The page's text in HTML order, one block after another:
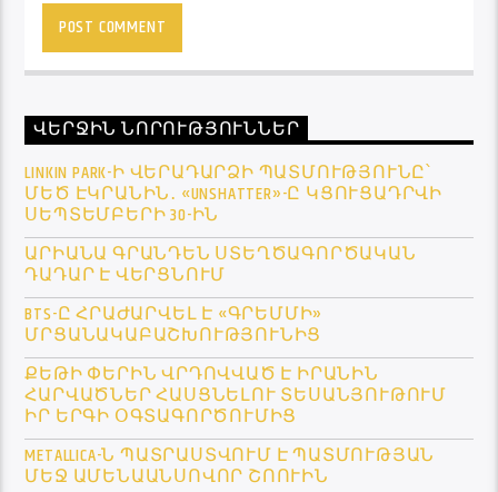
ՎԵՐՋԻՆ ՆՈՐՈՒԹՅՈՒՆՆԵՐ
LINKIN PARK-Ի ՎԵՐԱԴԱՐՁԻ ՊԱՏՄՈՒԹՅՈՒՆԸ՝
ՄԵԾ ԷԿՐԱՆԻՆ․ «UNSHATTER»-Ը ԿՑՈՒՑԱԴՐՎԻ
ՍԵՊՏԵՄԲԵՐԻ 30-ԻՆ
ԱՐԻԱՆԱ ԳՐԱՆԴԵՆ ՍՏԵՂԾԱԳՈՐԾԱԿԱՆ
ԴԱԴԱՐ Է ՎԵՐՑՆՈՒՄ
BTS-Ը ՀՐԱԺԱՐՎԵԼ Է «ԳՐԵՄՄԻ»
ՄՐՑԱՆԱԿԱԲԱՇԽՈՒԹՅՈՒՆԻՑ
ՔԵԹԻ ՓԵՐԻՆ ՎՐԴՈՎՎԱԾ Է ԻՐԱՆԻՆ
ՀԱՐՎԱԾՆԵՐ ՀԱՍՑՆԵԼՈՒ ՏԵՍԱՆՅՈՒԹՈՒՄ
ԻՐ ԵՐԳԻ ՕԳՏԱԳՈՐԾՈՒՄԻՑ
METALLICA-Ն ՊԱՏՐԱՍՏՎՈՒՄ Է ՊԱՏՄՈՒԹՅԱՆ
ՄԵՋ ԱՄԵՆԱԱՆՍՈՎՈՐ ՇՈՈՒԻՆ